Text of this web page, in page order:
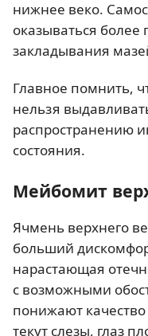
нижнее веко.
оказываться
закладывания
Главное помнить,
нельзя
распространению
состояния.
Мейбомит
Ячмень верхнего
больший
нарастающая
с возможными
понижают
текут слезы, глаз